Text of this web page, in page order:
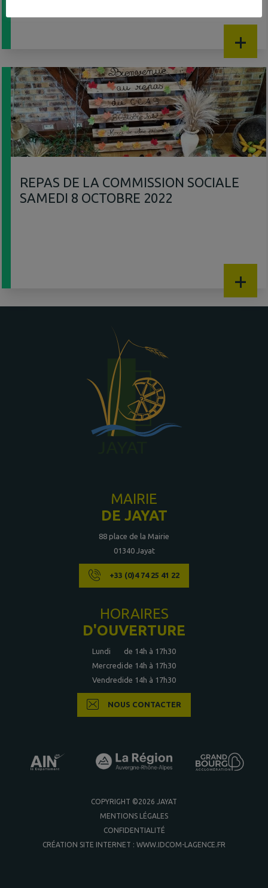
+
REPAS DE LA COMMISSION SOCIALE
SAMEDI 8 OCTOBRE 2022
+
MAIRIE
DE JAYAT
88 place de la Mairie
01340 Jayat
+33 (0)4 74 25 41 22
HORAIRES
D'OUVERTURE
Lundi
de 14h à 17h30
Mercredi de 14h à 17h30
Vendredide 14h à 17h30
NOUS CONTACTER
COPYRIGHT ©2026 JAYAT
MENTIONS LÉGALES
CONFIDENTIALITÉ
CRÉATION SITE INTERNET : WWW.IDCOM-LAGENCE.FR